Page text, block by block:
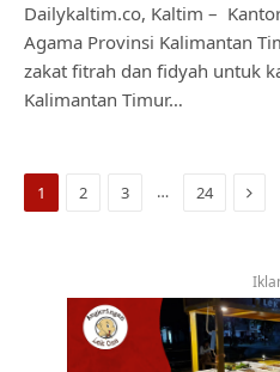
Dailykaltim.co, Kaltim –
Agama Provinsi Kalimantan
zakat fitrah dan fidyah untuk
Kalimantan Timur…
1 2 3 … 24 Next